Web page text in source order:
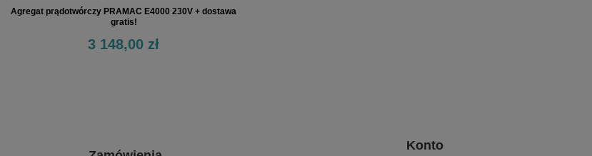
Agregat prądotwórczy PRAMAC E4000 230V + dostawa
gratis!
3 148,00 zł
Konto